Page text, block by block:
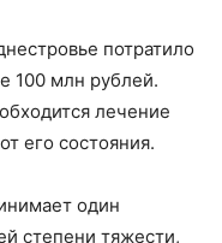
потратило
100 млн рублей.
лечение
его состояния.
один
степени тяжести,